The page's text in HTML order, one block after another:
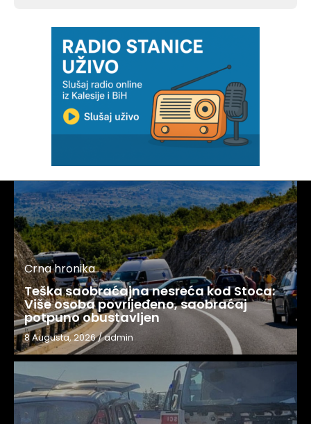
Crna hronika
Teška saobraćajna nesreća kod Stoca:
Više osoba povrijeđeno, saobraćaj
potpuno obustavljen
8 Augusta, 2026/admin